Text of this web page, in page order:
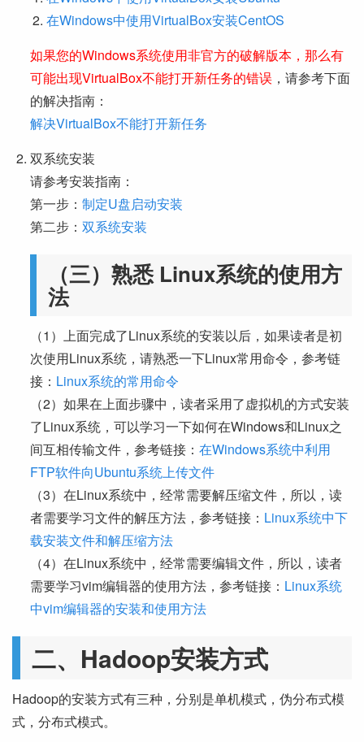
在Windows中使用VirtualBox安装CentOS
如果您的Windows系统使用非官方的破解版本，那么有
可能出现VirtualBox不能打开新任务的错误 ，请参考下面
的解决指南：
解决VirtualBox不能打开新任务
双系统安装
请参考安装指南：
第一步： 制定U盘启动安装
第二步： 双系统安装
（三）熟悉 Linux系统的使用方
法
（1）上面完成了Linux系统的安装以后，如果读者是初
次使用Linux系统，请熟悉一下Linux常用命令，参考链
接： Linux系统的常用命令
（2）如果在上面步骤中，读者采用了虚拟机的方式安装
了Linux系统，可以学习一下如何在Windows和Linux之
间互相传输文件，参考链接： 在Windows系统中利用
FTP软件向Ubuntu系统上传文件
（3）在Linux系统中，经常需要解压缩文件，所以，读
者需要学习文件的解压方法，参考链接： Linux系统中下
载安装文件和解压缩方法
（4）在Linux系统中，经常需要编辑文件，所以，读者
需要学习vim编辑器的使用方法，参考链接： Linux系统
中vim编辑器的安装和使用方法
二、Hadoop安装方式
Hadoop的安装方式有三种，分别是单机模式，伪分布式模
式，分布式模式。